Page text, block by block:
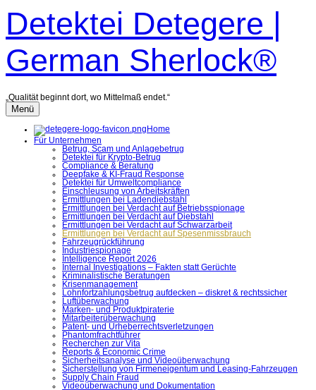
Inhalt
überspringen
Detektei Detegere |
German Sherlock®
„Qualität beginnt dort, wo Mittelmaß endet.“
Menü
Home
Für Unternehmen
Betrug, Scam und Anlagebetrug
Detektei für Krypto-Betrug
Compliance & Beratung
Deepfake & KI-Fraud Response
Detektei für Umweltcompliance
Einschleusung von Arbeitskräften
Ermittlungen bei Ladendiebstahl
Ermittlungen bei Verdacht auf Betriebsspionage
Ermittlungen bei Verdacht auf Diebstahl
Ermittlungen bei Verdacht auf Schwarzarbeit
Ermittlungen bei Verdacht auf Spesenmissbrauch
Fahrzeugrückführung
Industriespionage
Intelligence Report 2026
Internal Investigations – Fakten statt Gerüchte
Kriminalistische Beratungen
Krisenmanagement
Lohnfortzahlungsbetrug aufdecken – diskret & rechtssicher
Luftüberwachung
Marken- und Produktpiraterie
Mitarbeiterüberwachung
Patent- und Urheberrechtsverletzungen
Phantomfrachtführer
Recherchen zur Vita
Reports & Economic Crime
Sicherheitsanalyse und Videoüberwachung
Sicherstellung von Firmeneigentum und Leasing-Fahrzeugen
Supply Chain Fraud
Videoüberwachung und Dokumentation